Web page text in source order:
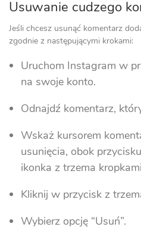
Usuwanie cudzego
Jeśli chcesz usunąć komentarz
zgodnie z następującymi krokami:
Uruchom Instagram w
na swoje konto.
Odnajdź komentarz,
Wskaż kursorem
usunięcia, obok
ikonka z trzema
Kliknij w przycisk z
Wybierz opcję “Usuń”.